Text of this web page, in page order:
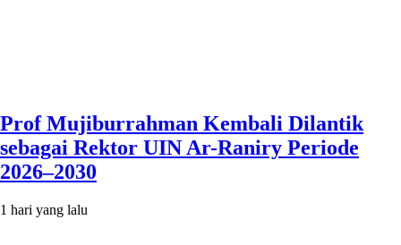
Prof Mujiburrahman Kembali Dilantik
sebagai Rektor UIN Ar-Raniry Periode
2026–2030
1 hari yang lalu